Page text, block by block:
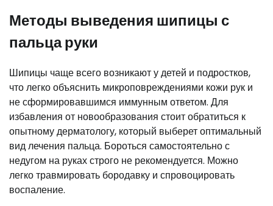
Методы выведения шипицы с
пальца руки
Шипицы чаще всего возникают у детей и подростков,
что легко объяснить микроповреждениями кожи рук и
не сформировавшимся иммунным ответом. Для
избавления от новообразования стоит обратиться к
опытному дерматологу, который выберет оптимальный
вид лечения пальца. Бороться самостоятельно с
недугом на руках строго не рекомендуется. Можно
легко травмировать бородавку и спровоцировать
воспаление.